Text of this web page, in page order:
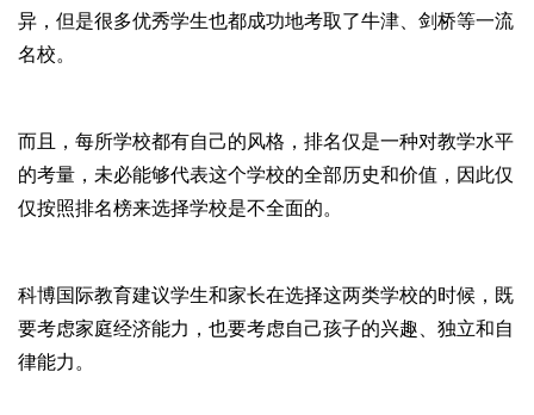
异，但是很多优秀学生也都成功地考取了牛津、剑桥等一流
名校。
而且，每所学校都有自己的风格，排名仅是一种对教学水平
的考量，未必能够代表这个学校的全部历史和价值，因此仅
仅按照排名榜来选择学校是不全面的。
科博国际教育建议学生和家长在选择这两类学校的时候，既
要考虑家庭经济能力，也要考虑自己孩子的兴趣、独立和自
律能力。